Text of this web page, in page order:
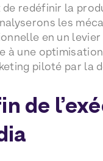
de redéfinir la
les
en un
à une
piloté par la
de